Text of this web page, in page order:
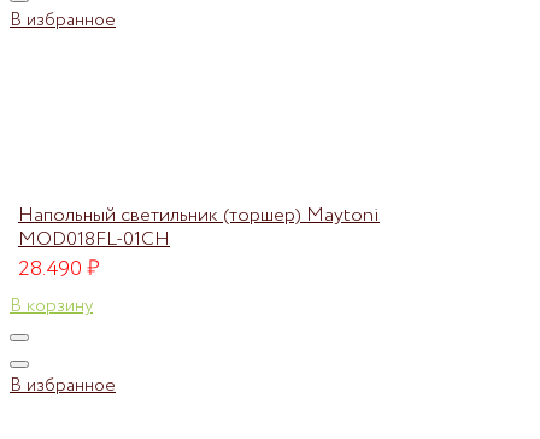
В избранное
Напольный светильник (торшер) Maytoni
MOD018FL-01CH
28.490₽
В корзину
В избранное